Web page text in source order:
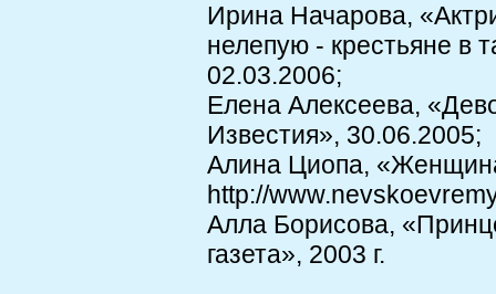
Ирина Начарова,
нелепую - крестьяне в
02.03.2006;
Елена Алексеева,
Известия», 30.06.2005;
Алина Циопа,
http://
Алла Борисова,
газета», 2003 г.